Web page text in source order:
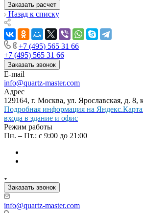
Заказать расчет
Назад к списку
+7 (495) 565 31 66
+7 (495) 565 31 66
Заказать звонок
E-mail
info@quartz-master.com
Адрес
129164, г. Москва, ул. Ярославская, д. 8,
Подробная информация на
входа в здание и офис
Режим работы
Пн. – Пт.: с 9:00 до 21:00
Заказать звонок
info@quartz-master.com